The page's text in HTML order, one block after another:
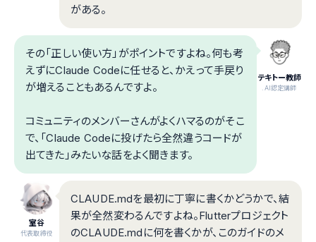
がある。
テキトー教師
.AI認定講師
その「正しい使い方」がポイントですよね。何も考
えずにClaude Codeに任せると、かえって手戻り
が増えることもあるんですよ。
コミュニティのメンバーさんがよくハマるのがそこ
で、「Claude Codeに投げたら全然違うコードが
出てきた」みたいな話をよく聞きます。
室谷
代表取締役
CLAUDE.mdを最初に丁寧に書くかどうかで、結
果が全然変わるんですよね。Flutterプロジェクト
のCLAUDE.mdに何を書くかが、このガイドのメ